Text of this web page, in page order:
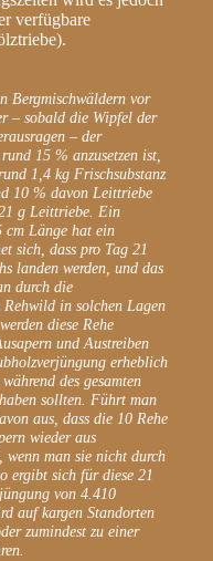
verfügbare
Bergmischwäldern vor
– sobald die Wipfel der
– der
15 % anzusetzen ist,
1,4 kg Frischsubstanz
10 % davon Leittriebe
g Leittriebe. Ein
cm Länge hat ein
sich, dass pro Tag 21
landen werden, und das
durch die
in solchen Lagen
diese Rehe
und Austreiben
erheblich
des gesamten
sollten. Führt man
aus, dass die 10 Rehe
wieder aus
wenn man sie nicht durch
ergibt sich für diese 21
von 4.410
auf kargen Standorten
zumindest zu einer